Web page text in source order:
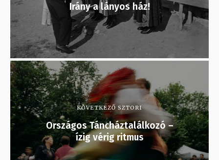
Irány a lányos ház!
KÖVETKEZŐ SZTORI
Országos Táncháztalálkozó –
ízig vérig ritmus